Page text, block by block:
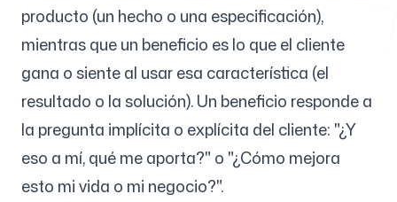
Herramientas gratuitas
FAQ
producto (un hecho o una especificación),
mientras que un beneficio es lo que el cliente
gana o siente al usar esa característica (el
resultado o la solución). Un beneficio responde a
la pregunta implícita o explícita del cliente: "¿Y
eso a mí, qué me aporta?" o "¿Cómo mejora
esto mi vida o mi negocio?".